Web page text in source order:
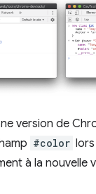
version de
#color
à la nouvelle